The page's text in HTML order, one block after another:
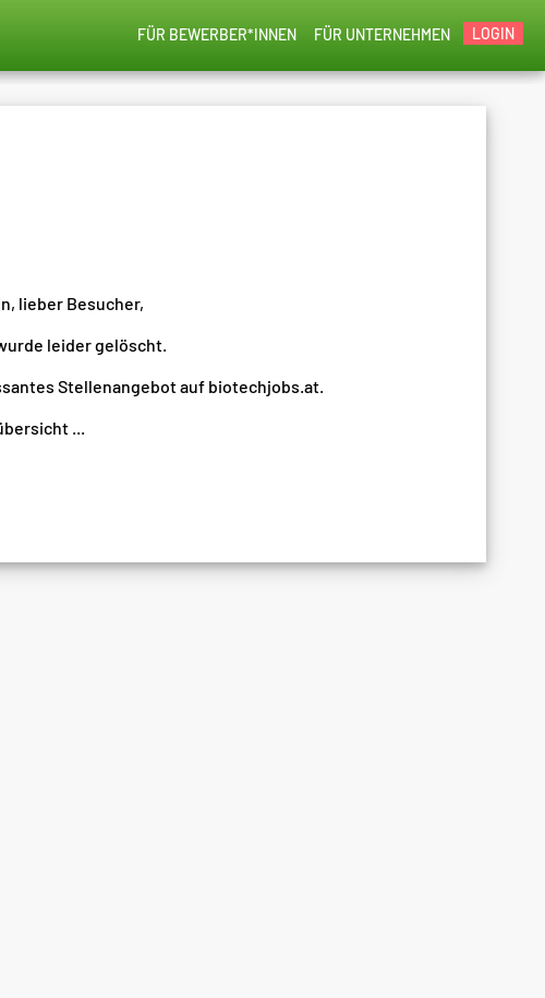
LOGIN
FÜR UNTERNEHMEN
FÜR BEWERBER*INNEN
lieber Besucher,
leider gelöscht.
Stellenangebot auf biotechjobs.at.
...